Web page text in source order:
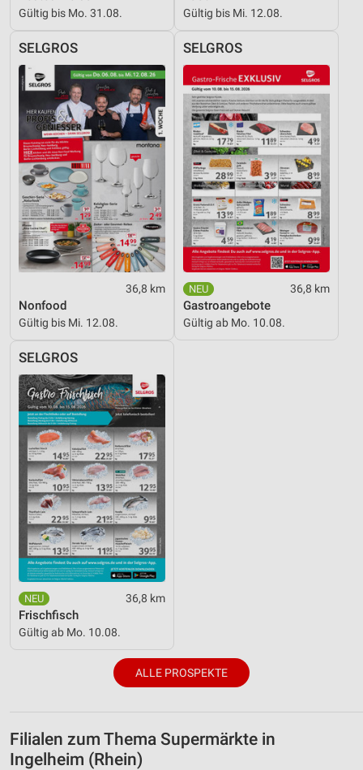
Gültig bis Mo. 31.08. Gültig bis Mi. 12.08.
SELGROS
36,8 km
Nonfood
Gültig bis Mi. 12.08.
SELGROS
36,8 km
Gastroangebote
Gültig ab Mo. 10.08.
SELGROS
36,8 km
Frischfisch
Gültig ab Mo. 10.08.
ALLE PROSPEKTE
Filialen zum Thema Supermärkte in
Ingelheim (Rhein)